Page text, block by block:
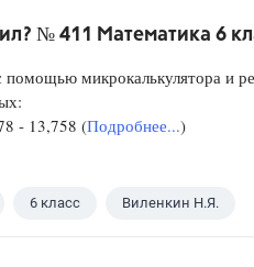
№ 411 Математика 6
микрокалькулятора и
- 13,758 (Подробнее...)
6 класс Виленкин Н.Я.